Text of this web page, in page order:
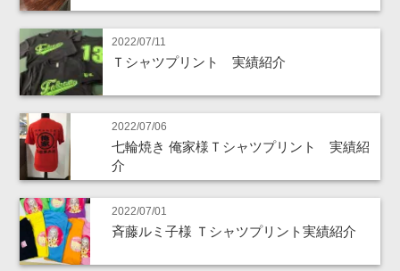
2022/07/11
Ｔシャツプリント 実績紹介
2022/07/06
七輪焼き 俺家様Ｔシャツプリント 実績紹
介
2022/07/01
斉藤ルミ子様 Ｔシャツプリント実績紹介